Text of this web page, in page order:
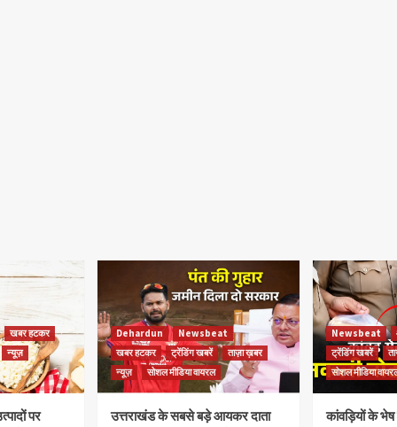
खबर हटकर
न्यूज़
पर
Dehardun
Newsbeat
खबर हटकर
ट्रेंडिंग खबरें
ताज़ा ख़बर
न्यूज़
सोशल मीडिया वायरल
उत्तराखंड के सबसे बड़े आयकर दाता
Newsbeat
ट्रेंडिंग खबरें
सोशल मीडिया
कांवड़ियों के